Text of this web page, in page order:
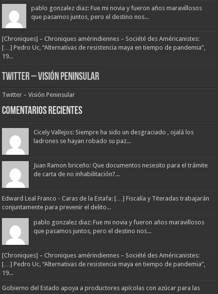
pablo gonzalez diaz: Fue mi novia y fueron años maravillosos
que pasamos juntos, pero el destino nos...
[Chroniques] – Chroniques amérindiennes – Société des Américanistes:
[…] Pedro Uc, “Alternativas de resistencia maya en tiempo de pandemia”,
19...
Twitter – Visión Peninsular
Twitter – Visión Peninsular
Comentarios Recientes
Cicely Vallejos: Siempre ha sido un desgraciado , ojalá los
ladrones se hayan robado su paz...
Juan Ramon briceño: Que documentos nesesito para el trámite
de carta de no inhabilitación?...
Edward Leal Franco - Caras de la Estafa: […] Fiscalía y Titeradas trabajarán
conjuntamente para prevenir el delito...
pablo gonzalez diaz: Fue mi novia y fueron años maravillosos
que pasamos juntos, pero el destino nos...
[Chroniques] – Chroniques amérindiennes – Société des Américanistes:
[…] Pedro Uc, “Alternativas de resistencia maya en tiempo de pandemia”,
19...
Gobierno del Estado apoya a productores apícolas con azúcar para las